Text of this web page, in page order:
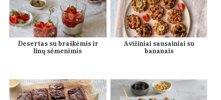
Desertas su braškėmis ir
linų sėmenimis
Avižiniai sausainiai su
bananais